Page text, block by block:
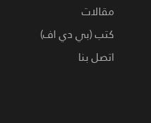
مقالات
كتب (بي دي اف)
اتصل بنا